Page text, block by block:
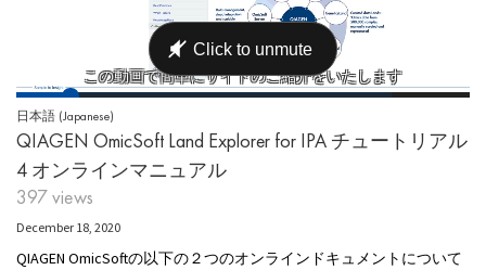
日本語 (Japanese)
QIAGEN OmicSoft Land Explorer for IPA チュートリアル
4 オンラインマニュアル
397 views
December 18, 2020
QIAGEN OmicSoftの以下の２つのオンラインドキュメントについて